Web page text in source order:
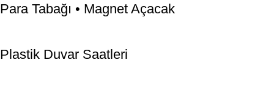
Para Tabağı • Magnet Açacak
Plastik Duvar Saatleri